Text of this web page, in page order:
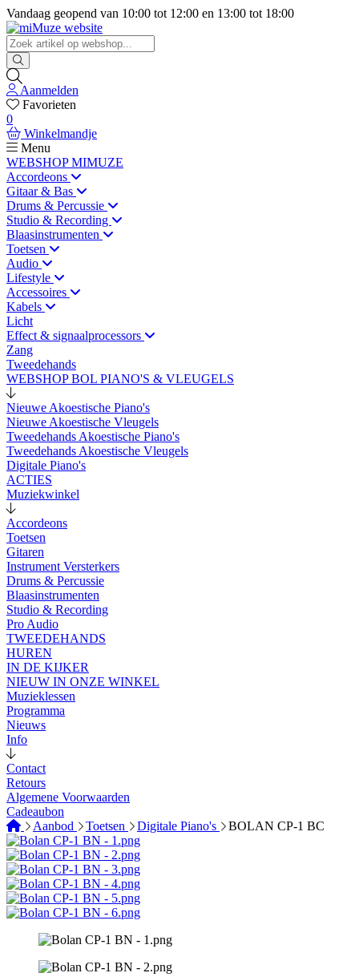
Vandaag geopend van 10:00 tot 12:00 en 13:00 tot 18:00
Aanmelden
Favorieten
0
Winkelmandje
Menu
WEBSHOP MIMUZE
Accordeons
Gitaar & Bas
Drums & Percussie
Studio & Recording
Blaasinstrumenten
Toetsen
Audio
Lifestyle
Accessoires
Kabels
Licht
Effect & signaalprocessors
Zang
Tweedehands
WEBSHOP BOL PIANO'S & VLEUGELS
Nieuwe Akoestische Piano's
Nieuwe Akoestische Vleugels
Tweedehands Akoestische Piano's
Tweedehands Akoestische Vleugels
Digitale Piano's
ACTIES
Muziekwinkel
Accordeons
Toetsen
Gitaren
Instrument Versterkers
Drums & Percussie
Blaasinstrumenten
Studio & Recording
Pro Audio
TWEEDEHANDS
HUREN
IN DE KIJKER
NIEUW IN ONZE WINKEL
Muzieklessen
Programma
Nieuws
Info
Contact
Retours
Algemene Voorwaarden
Cadeaubon
Aanbod
Toetsen Digitale Piano's BOLAN CP-1 BC